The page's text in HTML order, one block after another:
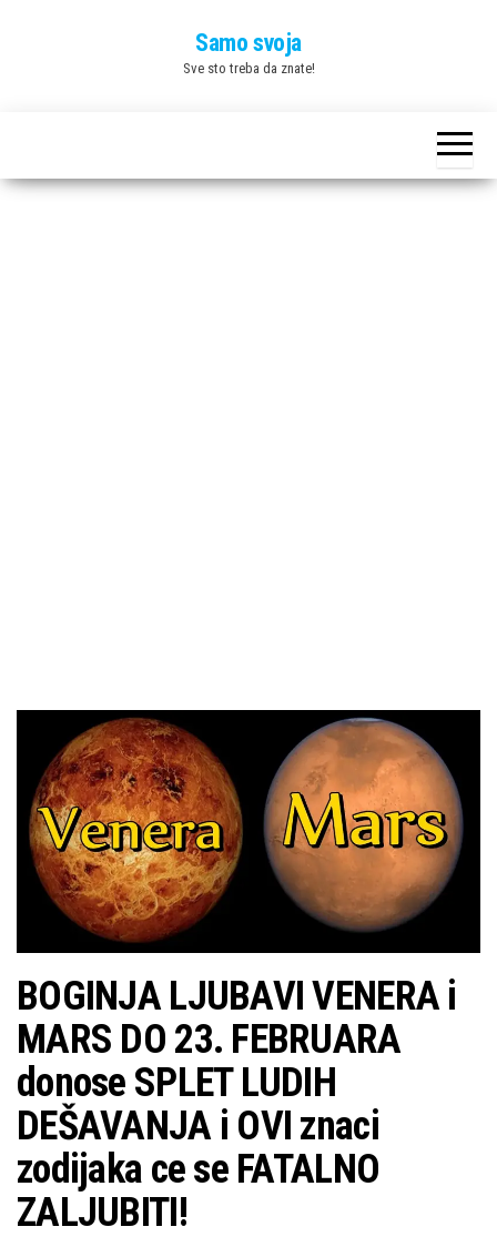
Samo svoja
Sve sto treba da znate!
BOGINJA LJUBAVI VENERA i
MARS DO 23. FEBRUARA
donose SPLET LUDIH
DEŠAVANJA i OVI znaci
zodijaka ce se FATALNO
ZALJUBITI!